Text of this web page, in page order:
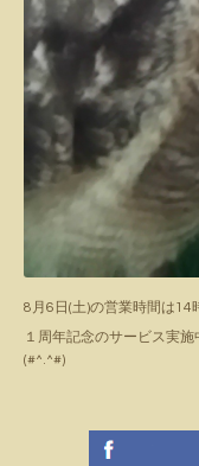
8月6日(土)の営業時間は14
１周年記念のサービス実
(#^.^#)